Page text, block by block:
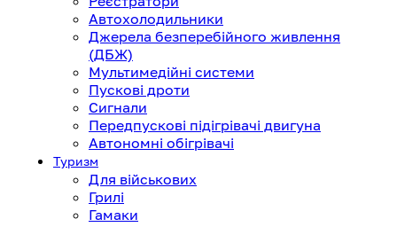
Автохолодильники
Джерела безперебійного живлення
(ДБЖ)
Мультимедійні системи
Пускові дроти
Сигнали
Передпускові підігрівачі двигуна
Автономні обігрівачі
Туризм
Для військових
Грилі
Гамаки